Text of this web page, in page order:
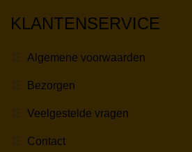
KLANTENSERVICE
Algemene voorwaarden
Bezorgen
Veelgestelde vragen
Contact